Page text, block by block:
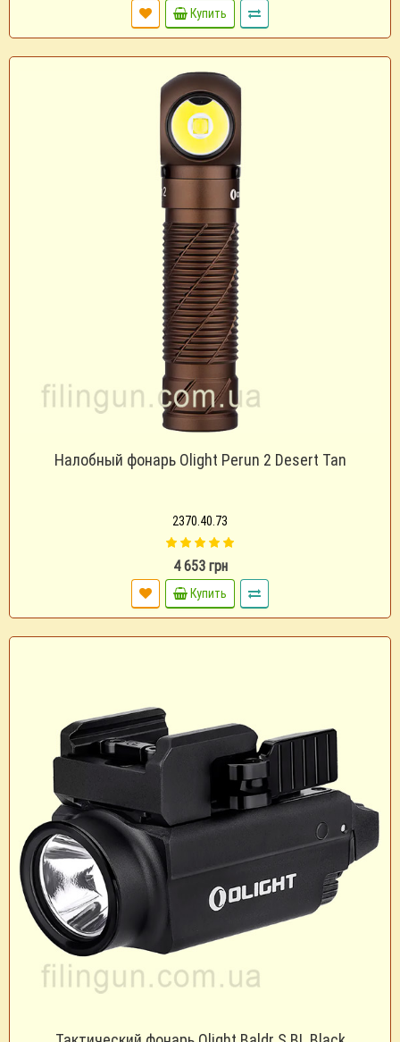
Купить
Налобный фонарь Olight Perun 2 Desert Tan
2370.40.73
4 653 грн
Купить